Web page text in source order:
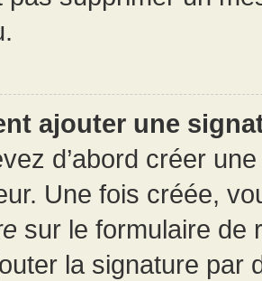
ajouter une
d’abord créer
Une fois créée,
sur le formulaire de
la signature par